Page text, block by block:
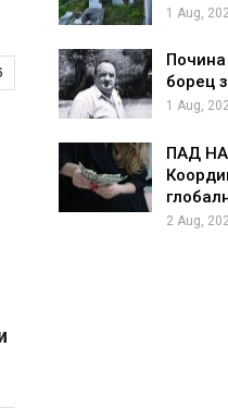
1 Aug,
борец
1 Aug,
ПАД
2 Aug,